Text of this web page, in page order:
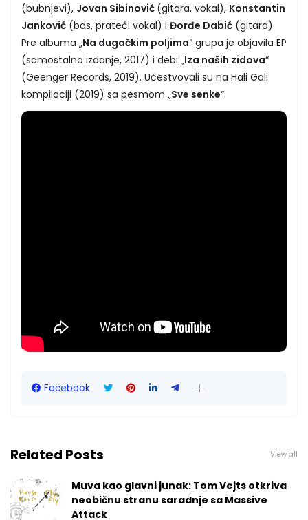
(bubnjevi), Jovan Sibinović (gitara, vokal), Konstantin
Janković (bas, prateći vokal) i Đorđe Dabić (gitara).
Pre albuma „Na dugačkim poljima“ grupa je objavila EP
(samostalno izdanje, 2017) i debi „Iza naših zidova“
(Geenger Records, 2019). Učestvovali su na Hali Gali
kompilaciji (2019) sa pesmom „Sve senke“.
Facebook
Related Posts View all
Muva kao glavni junak: Tom Vejts otkriva
neobičnu stranu saradnje sa Massive
Attack